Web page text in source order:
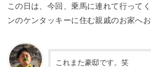
この日は、今回、乗馬に連れて行って
ンのケンタッキーに住む親戚のお家へお
これまた豪邸です。笑